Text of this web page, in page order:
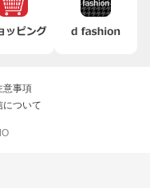
意事項
について